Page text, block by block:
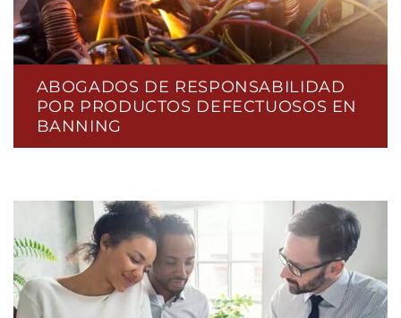
ABOGADOS DE RESPONSABILIDAD
POR PRODUCTOS DEFECTUOSOS EN
BANNING